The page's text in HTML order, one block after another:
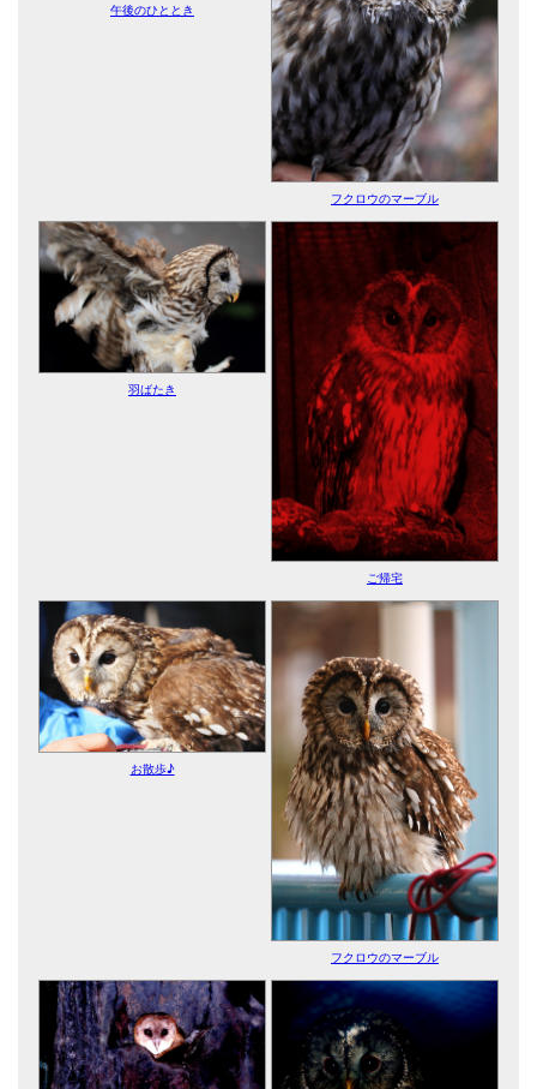
午後のひととき
フクロウのマーブル
羽ばたき
ご帰宅
お散歩♪
フクロウのマーブル